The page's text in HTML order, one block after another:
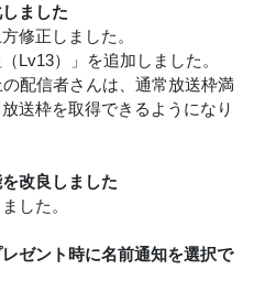
ました
修正しました。
Lv13）」を追加しました。
配信者さんは、通常放送枠満
送枠を取得できるようになり
改良しました
した。
ゼント時に名前通知を選択で